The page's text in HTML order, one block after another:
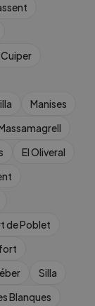
Manises
El Oliveral
de Poblet
Silla
Blanques